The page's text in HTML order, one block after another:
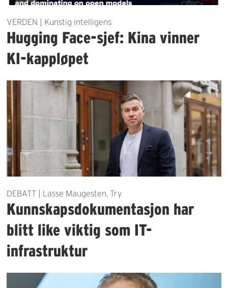
VERDEN | Kunstig intelligens
Hugging Face-sjef: Kina vinner
KI-kappløpet
DEBATT | Lasse Maugesten, Try
Kunnskapsdokumentasjon har
blitt like viktig som IT-
infrastruktur